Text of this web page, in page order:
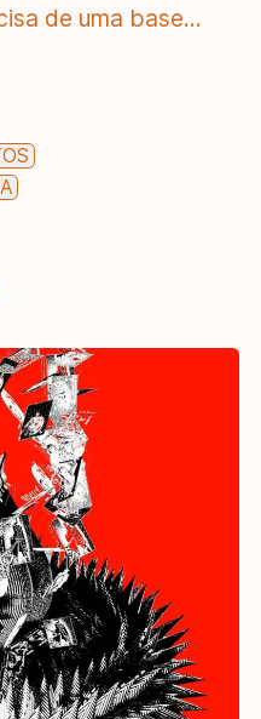
de uma base...